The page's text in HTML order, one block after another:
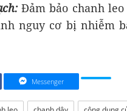
Đảm bảo chanh leo
nguy cơ bị nhiễm
Messenger